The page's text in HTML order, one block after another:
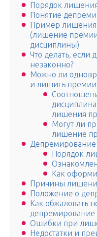
Порядок
Понятие
Пример лишения
(лишение
дисциплины)
Что делать, если
незаконно?
Можно ли
и лишить
лишения
Могут ли
лишение
Депремирование
Порядок
Как
Причины
Положение о
Как обжаловать
депремирование
Ошибки при
Недостатки и